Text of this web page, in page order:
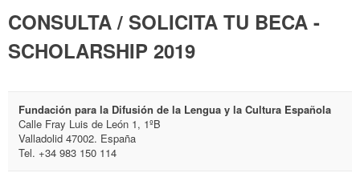
CONSULTA / SOLICITA TU BECA -
SCHOLARSHIP 2019
Fundación para la Difusión de la Lengua y la Cultura Española
Calle Fray Luis de León 1, 1ºB
Valladolid 47002. España
Tel. +34 983 150 114